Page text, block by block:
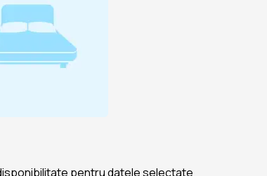
pentru datele selectate